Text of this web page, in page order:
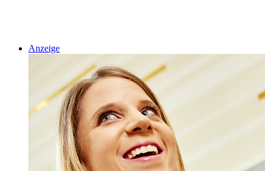
Anzeige